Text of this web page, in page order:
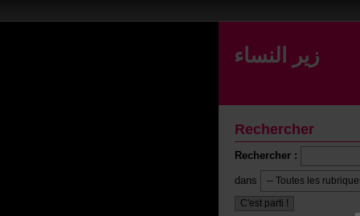
زير النساء
Rechercher
Rechercher :
dans